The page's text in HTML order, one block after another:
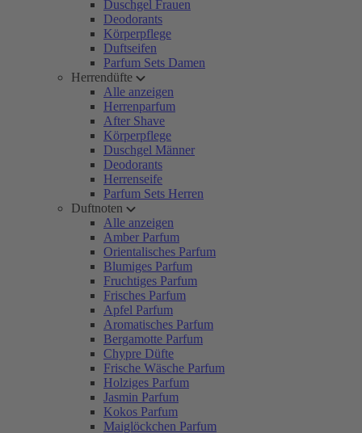
Duschgel Frauen
Deodorants
Körperpflege
Duftseifen
Parfum Sets Damen
Herrendüfte
Alle anzeigen
Herrenparfum
After Shave
Körperpflege
Duschgel Männer
Deodorants
Herrenseife
Parfum Sets Herren
Duftnoten
Alle anzeigen
Amber Parfum
Orientalisches Parfum
Blumiges Parfum
Fruchtiges Parfum
Frisches Parfum
Apfel Parfum
Aromatisches Parfum
Bergamotte Parfum
Chypre Düfte
Frische Wäsche Parfum
Holziges Parfum
Jasmin Parfum
Kokos Parfum
Maiglöckchen Parfum